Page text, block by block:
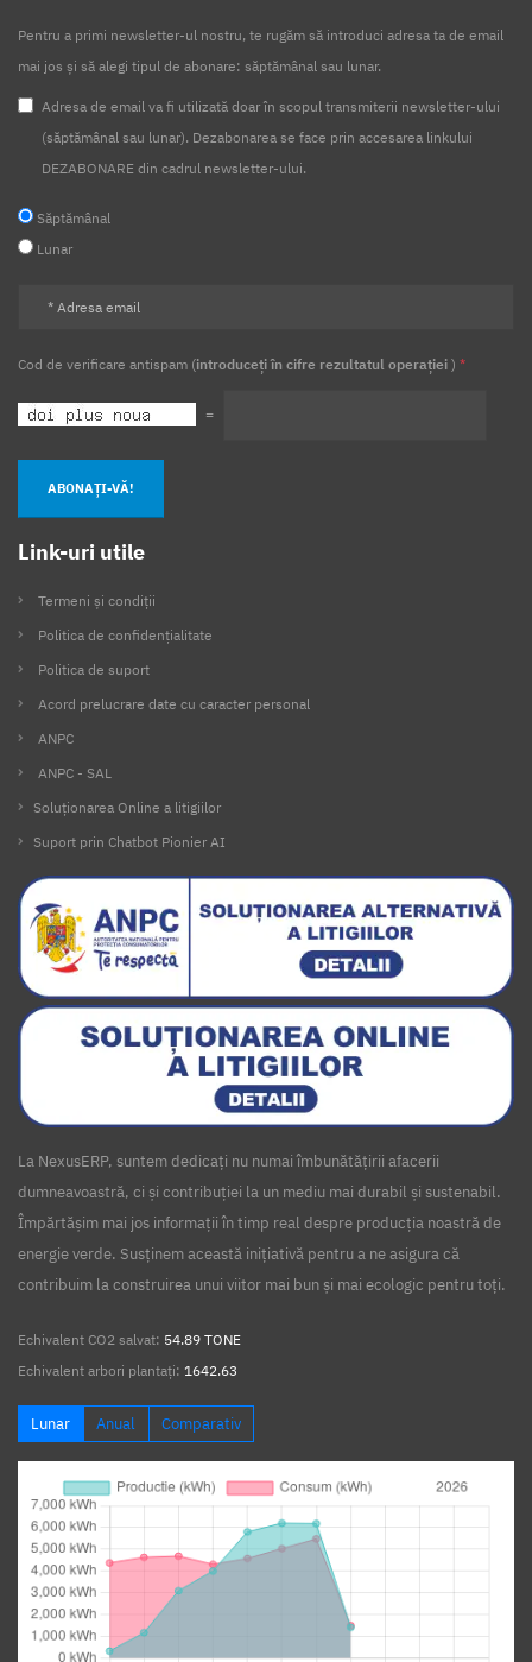
Pentru a primi newsletter-ul nostru, te rugăm să introduci adresa ta de email
mai jos și să alegi tipul de abonare: săptămânal sau lunar.
Adresa de email va fi utilizată doar în scopul transmiterii newsletter-ului
(săptămânal sau lunar). Dezabonarea se face prin accesarea linkului
DEZABONARE din cadrul newsletter-ului.
Săptămânal
Lunar
Cod de verificare antispam (introduceți în cifre rezultatul operației ) *
=
ABONAȚI-VĂ!
Link-uri utile
Termeni și condiții
Politica de confidențialitate
Politica de suport
Acord prelucrare date cu caracter personal
ANPC
ANPC - SAL
Soluționarea Online a litigiilor
Suport prin Chatbot Pionier AI
La NexusERP, suntem dedicați nu numai îmbunătățirii afacerii
dumneavoastră, ci și contribuției la un mediu mai durabil și sustenabil.
Împărtășim mai jos informații în timp real despre producția noastră de
energie verde. Susținem această inițiativă pentru a ne asigura că
contribuim la construirea unui viitor mai bun și mai ecologic pentru toți.
Echivalent CO2 salvat: 54.89 TONE
Echivalent arbori plantați: 1642.63
Lunar Anual Comparativ